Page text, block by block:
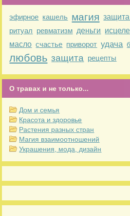
эфирное кашель магия
ритуал ревматизм деньги
масло счастье приворот удача
любовь защита рецепты
О травах и не только...
Дом и семья
Красота и здоровье
Растения разных стран
Магия взаимоотношений
Украшения, мода, дизайн